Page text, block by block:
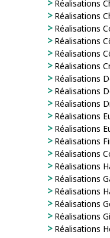
Réalisations
Réalisations
Réalisations
Réalisations
Réalisations
Réalisations
Réalisations
Réalisations
Réalisations
Réalisations
Réalisations
Réalisations
Réalisations
Réalisations
Réalisations
Réalisations
Réalisations
Réalisations
Réalisations